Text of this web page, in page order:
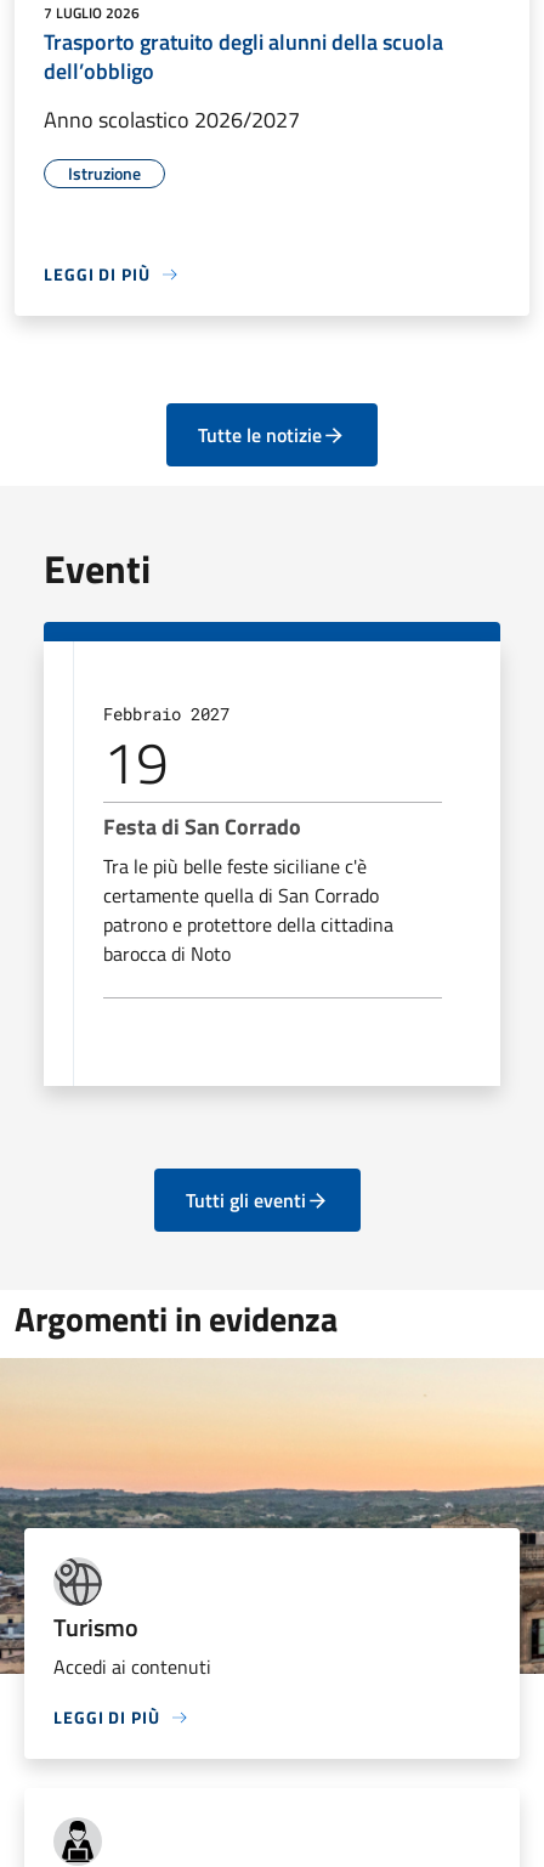
7 LUGLIO 2026
Trasporto gratuito degli alunni della scuola
dell’obbligo
Anno scolastico 2026/2027
Istruzione
LEGGI DI PIÙ
Tutte le notizie
Eventi
Febbraio 2027
19
Festa di San Corrado
Tra le più belle feste siciliane c'è
certamente quella di San Corrado
patrono e protettore della cittadina
barocca di Noto
Tutti gli eventi
Argomenti in evidenza
Turismo
Accedi ai contenuti
LEGGI DI PIÙ